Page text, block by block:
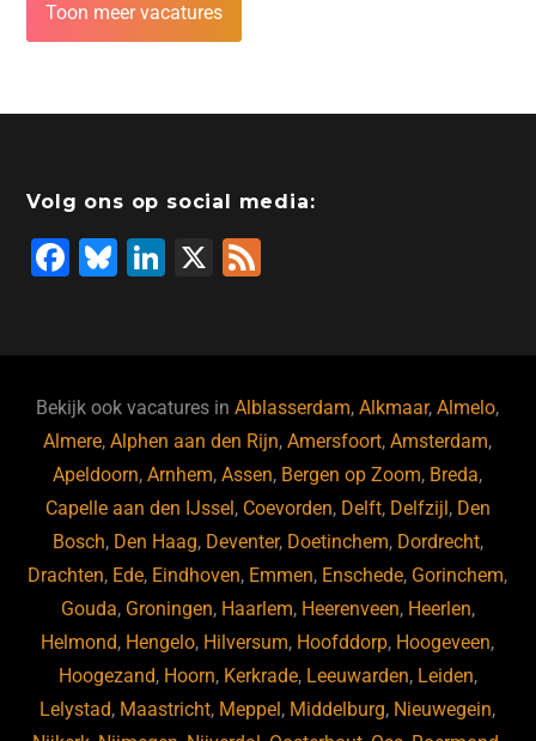
Toon meer vacatures
Volg ons op social media:
F
b
o
o
k
Bl
ky
Li
dI
n
X
Bekijk ook vacatures inAlblasserdam,Alkmaar,Almelo,
Almere,Alphen aan den Rijn,Amersfoort,Amsterdam,
Apeldoorn,Arnhem,Assen, Bergen op Zoom, Breda,
Capelle aan den IJssel , Coevorden, Delft, Delfzijl , Den
Bosch, Den Haag, Deventer, Doetinchem, Dordrecht,
Drachten, Ede, Eindhoven, Emmen, Enschede, Gorinchem,
Gouda, Groningen, Haarlem, Heerenveen, Heerlen,
Helmond, Hengelo, Hilversum, Hoofddorp, Hoogeveen,
Hoogezand, Hoorn, Kerkrade, Leeuwarden, Leiden,
Lelystad, Maastricht, Meppel , Middelburg, Nieuwegein,